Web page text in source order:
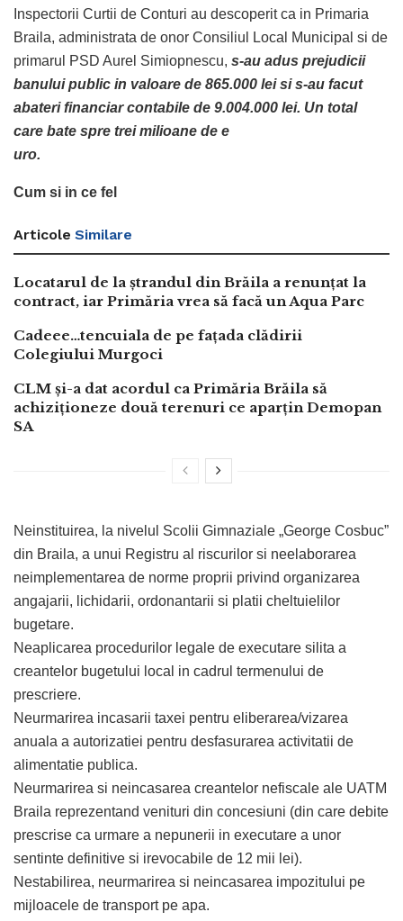
Inspectorii Curtii de Conturi au descoperit ca in Primaria
Braila, administrata de onor Consiliul Local Municipal si de
primarul PSD Aurel Simiopnescu, s-au adus prejudicii
banului public in valoare de 865.000 lei si s-au facut
abateri financiar contabile de 9.004.000 lei. Un total
care bate spre trei milioane de e
uro.
Cum si in ce fel
Articole Similare
Locatarul de la ștrandul din Brăila a renunțat la
contract, iar Primăria vrea să facă un Aqua Parc
Cadeee…tencuiala de pe fațada clădirii
Colegiului Murgoci
CLM și-a dat acordul ca Primăria Brăila să
achiziționeze două terenuri ce aparțin Demopan
SA
Neinstituirea, la nivelul Scolii Gimnaziale „George Cosbuc”
din Braila, a unui Registru al riscurilor si neelaborarea
neimplementarea de norme proprii privind organizarea
angajarii, lichidarii, ordonantarii si platii cheltuielilor
bugetare.
Neaplicarea procedurilor legale de executare silita a
creantelor bugetului local in cadrul termenului de
prescriere.
Neurmarirea incasarii taxei pentru eliberarea/vizarea
anuala a autorizatiei pentru desfasurarea activitatii de
alimentatie publica.
Neurmarirea si neincasarea creantelor nefiscale ale UATM
Braila reprezentand venituri din concesiuni (din care debite
prescrise ca urmare a nepunerii in executare a unor
sentinte definitive si irevocabile de 12 mii lei).
Nestabilirea, neurmarirea si neincasarea impozitului pe
mijloacele de transport pe apa.